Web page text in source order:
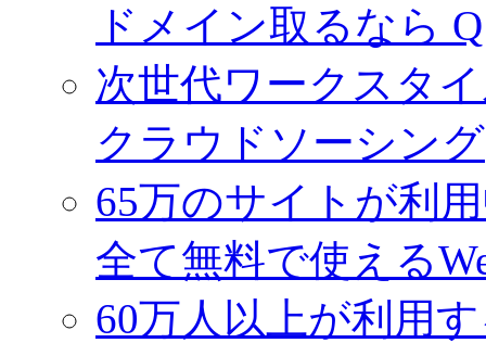
ドメイン取るなら
次世代ワークスタ
クラウドソーシン
65万のサイトが利
全て無料で使える
60万人以上が利用